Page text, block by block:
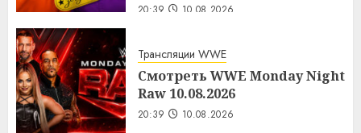
20:39 10.08.2026
Трансляции WWE
Смотреть WWE Monday Night
Raw 10.08.2026
20:39 10.08.2026